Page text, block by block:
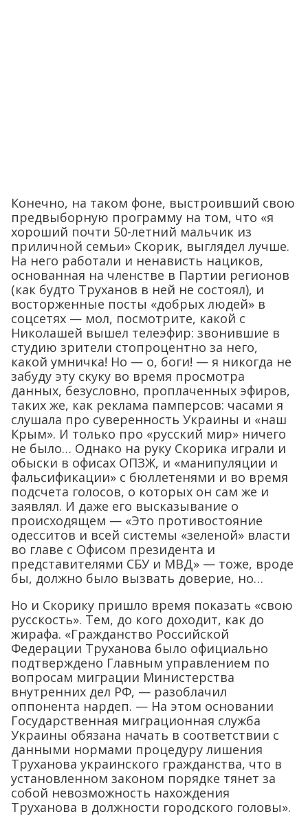
Конечно, на таком фоне, выстроивший свою
предвыборную программу на том, что «я
хороший почти 50-летний мальчик из
приличной семьи» Скорик, выглядел лучше.
На него работали и ненависть нациков,
основанная на членстве в Партии регионов
(как будто Труханов в ней не состоял), и
восторженные посты «добрых людей» в
соцсетях — мол, посмотрите, какой с
Николашей вышел телеэфир: звонившие в
студию зрители стопроцентно за него,
какой умничка! Но — о, боги! — я никогда не
забуду эту скуку во время просмотра
данных, безусловно, проплаченных эфиров,
таких же, как реклама памперсов: часами я
слушала про суверенность Украины и «наш
Крым». И только про «русский мир» ничего
не было… Однако на руку Скорика играли и
обыски в офисах ОПЗЖ, и «манипуляции и
фальсификации» с бюллетенями и во время
подсчета голосов, о которых он сам же и
заявлял. И даже его высказывание о
происходящем — «Это противостояние
одесситов и всей системы «зеленой» власти
во главе с Офисом президента и
представителями СБУ и МВД» — тоже, вроде
бы, должно было вызвать доверие, но…
Но и Скорику пришло время показать «свою
русскость». Тем, до кого доходит, как до
жирафа. «Гражданство Российской
Федерации Труханова было официально
подтверждено Главным управлением по
вопросам миграции Министерства
внутренних дел РФ, — разоблачил
оппонента нардеп. — На этом основании
Государственная миграционная служба
Украины обязана начать в соответствии с
данными нормами процедуру лишения
Труханова украинского гражданства, что в
установленном законом порядке тянет за
собой невозможность нахождения
Труханова в должности городского головы».